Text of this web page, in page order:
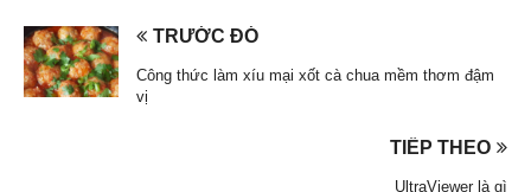
TRƯỚC ĐÓ
Công thức làm xíu mại xốt cà chua mềm thơm đậm
vị
TIẾP THEO
UltraViewer là gì